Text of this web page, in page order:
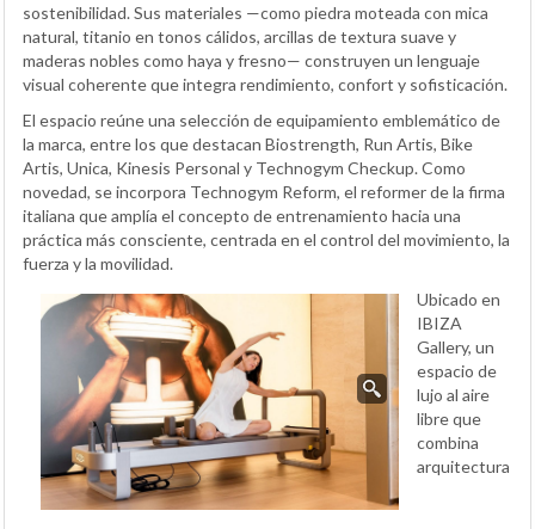
sostenibilidad. Sus materiales —como piedra moteada con mica
natural, titanio en tonos cálidos, arcillas de textura suave y
maderas nobles como haya y fresno— construyen un lenguaje
visual coherente que integra rendimiento, confort y sofisticación.
El espacio reúne una selección de equipamiento emblemático de
la marca, entre los que destacan Biostrength, Run Artis, Bike
Artis, Unica, Kinesis Personal y Technogym Checkup. Como
novedad, se incorpora Technogym Reform, el reformer de la firma
italiana que amplía el concepto de entrenamiento hacia una
práctica más consciente, centrada en el control del movimiento, la
fuerza y la movilidad.
Ubicado en
IBIZA
Gallery, un
espacio de
lujo al aire
libre que
combina
arquitectura